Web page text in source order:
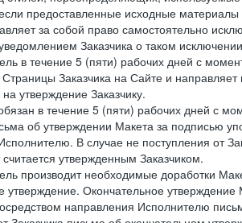
предоставленные исходные
за собой право самостоятельно
Заказчика о таком
в течение 5 (пяти) рабочих дней с
Заказчика на Сайте и
утверждение Заказчику.
в течение 5 (пяти) рабочих дней с
об утверждении Макета за подписью
В случае не поступления от
утвержденным Заказчиком.
производит необходимые доработки
утверждение. Окончательное
направления Исполнителю